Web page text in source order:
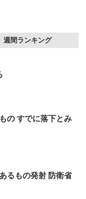
週間ランキング
の すでに落下とみ
るもの発射 防衛省